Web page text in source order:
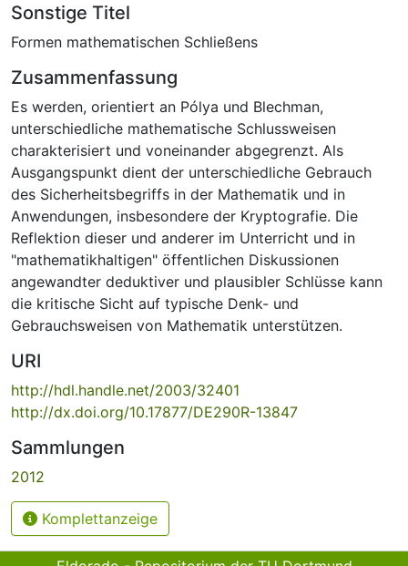
Sonstige Titel
Formen mathematischen Schließens
Zusammenfassung
Es werden, orientiert an Pólya und Blechman,
unterschiedliche mathematische Schlussweisen
charakterisiert und voneinander abgegrenzt. Als
Ausgangspunkt dient der unterschiedliche Gebrauch
des Sicherheitsbegriffs in der Mathematik und in
Anwendungen, insbesondere der Kryptografie. Die
Reflektion dieser und anderer im Unterricht und in
"mathematikhaltigen" öffentlichen Diskussionen
angewandter deduktiver und plausibler Schlüsse kann
die kritische Sicht auf typische Denk- und
Gebrauchsweisen von Mathematik unterstützen.
URI
http://hdl.handle.net/2003/32401
http://dx.doi.org/10.17877/DE290R-13847
Sammlungen
2012
Komplettanzeige